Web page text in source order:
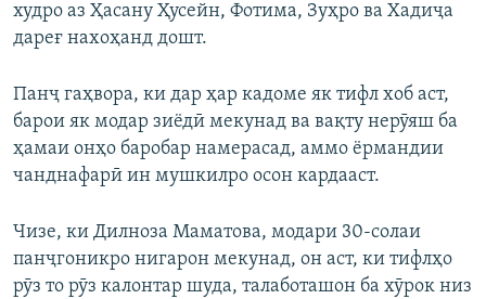
худро аз Ҳасану Ҳусейн, Фотима, Зуҳро ва Хадиҷа
дареғ нахоҳанд дошт.
Панҷ гаҳвора, ки дар ҳар кадоме як тифл хоб аст,
барои як модар зиёдӣ мекунад ва вақту нерӯяш ба
ҳамаи онҳо баробар намерасад, аммо ёрмандии
чанднафарӣ ин мушкилро осон кардааст.
Чизе, ки Дилноза Маматова, модари 30-солаи
панҷгоникро нигарон мекунад, он аст, ки тифлҳо
рӯз то рӯз калонтар шуда, талаботашон ба хӯрок низ